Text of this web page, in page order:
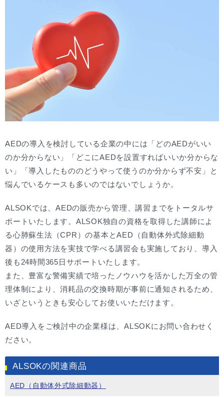
AEDの導入を検討している企業の中には「どのAEDがいい
のか分からない」「どこにAEDを設置すればいいか分からな
い」「導入したもののどうやって使うのか分からず不安」と
悩んでいるケースも多いのではないでしょうか。
ALSOKでは、AEDの販売から管理、講習までをトータルサ
ポートいたします。ALSOK独自の資格を取得した講師によ
る心肺蘇生法（CPR）の基本とAED（自動体外式除細動
器）の使用方法を実技で学べる講習会も実施しており、導入
後も24時間365日サポートいたします。
また、豊富な警備実績で培ったノウハウを活かした万全の管
理体制により、消耗品の交換時期が事前に通知されるため、
いざというときも安心してお使いいただけます。
AED導入をご検討中の企業様は、ALSOKにお問い合わせく
ださい。
ALSOKの関連商品
AED（自動体外式除細動器）